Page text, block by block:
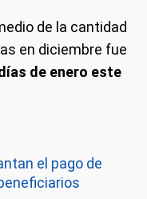
de la cantidad
en diciembre fue
de enero este
el pago de